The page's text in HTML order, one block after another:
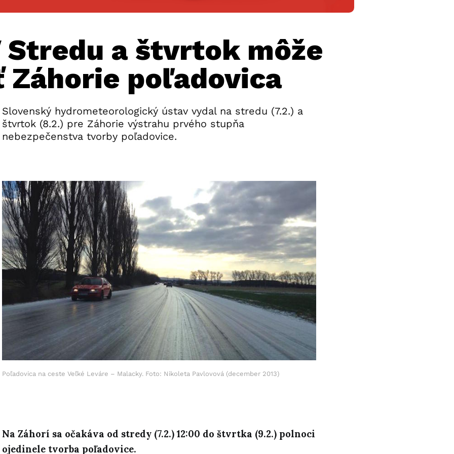
Stredu a štvrtok môže
Záhorie poľadovica
Slovenský hydrometeorologický ústav vydal na stredu (7.2.) a
štvrtok (8.2.) pre Záhorie výstrahu prvého stupňa
nebezpečenstva tvorby poľadovice.
Poľadovica na ceste Veľké Leváre – Malacky. Foto: Nikoleta Pavlovová (december 2013)
Na Záhorí sa očakáva od stredy (7.2.) 12:00 do štvrtka (9.2.) polnoci
ojedinele tvorba poľadovice.